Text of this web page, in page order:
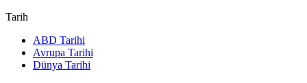
Tarih
ABD Tarihi
Avrupa Tarihi
Dünya Tarihi